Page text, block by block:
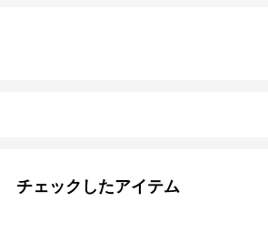
チェックしたアイテム